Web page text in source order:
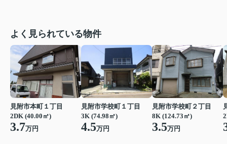
よく見られている物件
見附市本町１丁目
2DK (40.00㎡)
3.7万円
見附市学校町１丁目
3K (74.98㎡)
4.5万円
見附市学校町２丁目
8K (124.73㎡)
3.5万円